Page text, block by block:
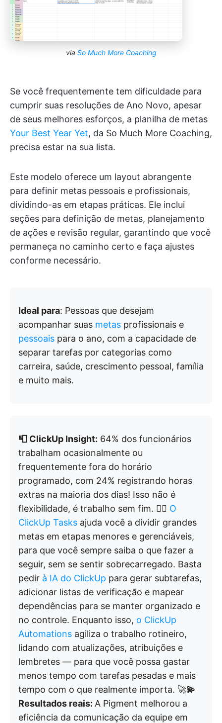
via So Much More Coaching
Se você frequentemente tem dificuldade para
cumprir suas resoluções de Ano Novo, apesar
de seus melhores esforços, a planilha de metas
Your Best Year Yet, da So Much More Coaching,
precisa estar na sua lista.
Este modelo oferece um layout abrangente
para definir metas pessoais e profissionais,
dividindo-as em etapas práticas. Ele inclui
seções para definição de metas, planejamento
de ações e revisão regular, garantindo que você
permaneça no caminho certo e faça ajustes
conforme necessário.
Ideal para: Pessoas que desejam
acompanhar suas metas profissionais e
pessoais para o ano, com a capacidade de
separar tarefas por categorias como
carreira, saúde, crescimento pessoal, família
e muito mais.
📮 ClickUp Insight: 64% dos funcionários
trabalham ocasionalmente ou
frequentemente fora do horário
programado, com 24% registrando horas
extras na maioria dos dias! Isso não é
flexibilidade, é trabalho sem fim. 😵‍💫 O
ClickUp Tasks ajuda você a dividir grandes
metas em etapas menores e gerenciáveis,
para que você sempre saiba o que fazer a
seguir, sem se sentir sobrecarregado. Basta
pedir à IA do ClickUp para gerar subtarefas,
adicionar listas de verificação e mapear
dependências para se manter organizado e
no controle. Enquanto isso, o ClickUp
Automations agiliza o trabalho rotineiro,
lidando com atualizações, atribuições e
lembretes — para que você possa gastar
menos tempo com tarefas pesadas e mais
tempo com o que realmente importa. 🚀💫
Resultados reais: A Pigment melhorou a
eficiência da comunicação da equipe em